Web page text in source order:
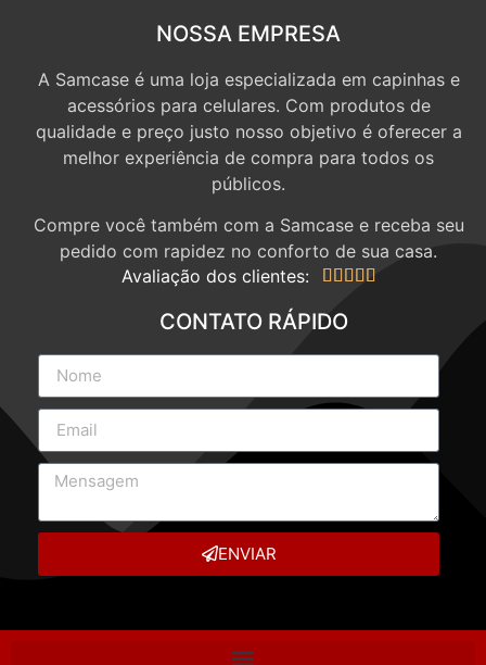
NOSSA EMPRESA
A Samcase é uma loja especializada em capinhas e
acessórios para celulares. Com produtos de
qualidade e preço justo nosso objetivo é oferecer a
melhor experiência de compra para todos os
públicos.
Compre você também com a Samcase e receba seu
pedido com rapidez no conforto de sua casa.
Avaliação dos clientes:
    
CONTATO RÁPIDO
ENVIAR